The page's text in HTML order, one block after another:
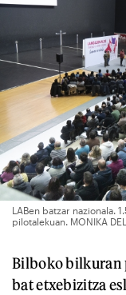
LABen batzar nazionala.
pilotalekuan. MONIKA
Bilboko bilkuran
bat etxebizitza